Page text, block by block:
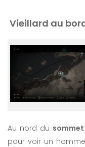
Vieillard au
Au nord du
pour voir un